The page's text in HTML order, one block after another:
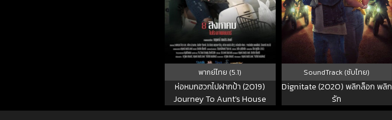
พากย์ไทย (5.1)
ห่อหมกฮวกไปฝากป้า (2019)
Journey To Aunt’s House
SoundTrack (ซับไทย)
Dignitate (2020) พลิกล็อก พลิก
รัก